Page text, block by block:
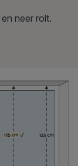
neer rolt.